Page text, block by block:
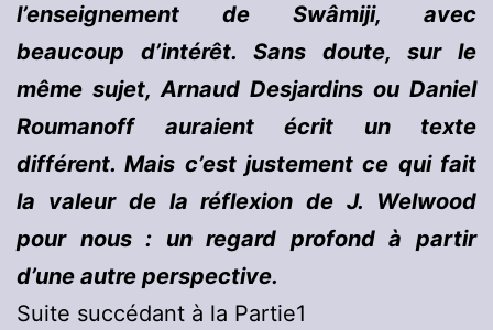
l’enseignement de Swâmiji, avec
beaucoup d’intérêt. Sans doute, sur le
même sujet, Arnaud Desjardins ou Daniel
Roumanoff auraient écrit un texte
différent. Mais c’est justement ce qui fait
la valeur de la réflexion de J. Welwood
pour nous : un regard profond à partir
d’une autre perspective.
Suite succédant à la Partie1